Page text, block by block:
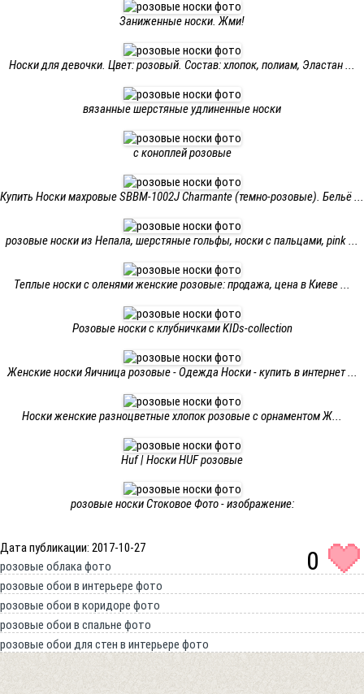
Заниженные носки. Жми!
Носки для девочки. Цвет: розовый. Состав: хлопок, полиам, Эластан ...
вязанные шерстяные удлиненные носки
с коноплей розовые
Купить Носки махровые SBBM-1002J Charmante (темно-розовые). Бельё ...
розовые носки из Непала, шерстяные гольфы, носки с пальцами, pink ...
Теплые носки с оленями женские розовые: продажа, цена в Киеве ...
Розовые носки с клубничками KIDs-collection
Женские носки Яичница розовые - Одежда Носки - купить в интернет ...
Носки женские разноцветные хлопок розовые с орнаментом Ж...
Huf | Носки HUF розовые
розовые носки Стоковое Фото - изображение:
Дата публикации: 2017-10-27 0
розовые облака фото
розовые обои в интерьере фото
розовые обои в коридоре фото
розовые обои в спальне фото
розовые обои для стен в интерьере фото